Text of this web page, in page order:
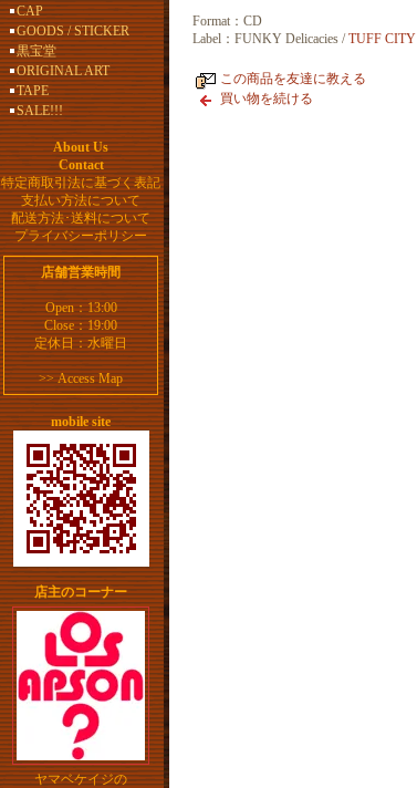
CAP
GOODS / STICKER
黒宝堂
ORIGINAL ART
TAPE
SALE!!!
About Us
Contact
特定商取引法に基づく表記
支払い方法について
配送方法･送料について
プライバシーポリシー
店舗営業時間
Open：13:00
Close：19:00
定休日：水曜日
>>Access Map
mobile site
店主のコーナー
ヤマベケイジの
Format：CD
Label：FUNKY Delicacies /TUFF CITY
この商品を友達に教える
買い物を続ける